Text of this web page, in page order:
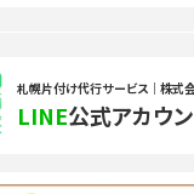
札幌片付け代行サービス｜株式
LINE公式アカウ